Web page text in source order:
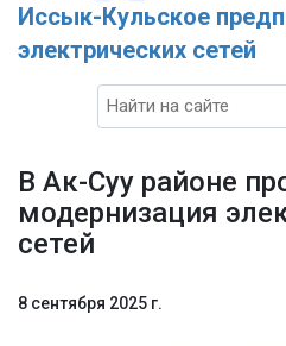
Иссык-Кульское
электрических сетей
В Ак-Суу районе
модернизация
сетей
8 сентября 2025 г.